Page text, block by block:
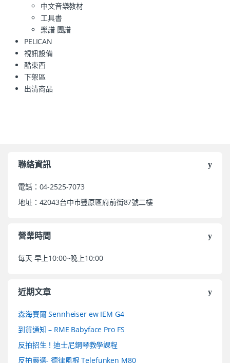
中文音樂教材
工具書
樂譜 團譜
PELICAN
視訊設備
酷東西
下架區
出清商品
聯絡資訊
電話：04-2525-7073
地址：42043台中市豐原區府前街87號二樓
營業時間
每天 早上10:00~晚上10:00
近期文章
森海賽爾 Sennheiser ew IEM G4
到貨通知 – RME Babyface Pro FS
反拍招生！迪士尼鋼琴教學課程
反拍嚴選- 德律風根 Telefunken M80